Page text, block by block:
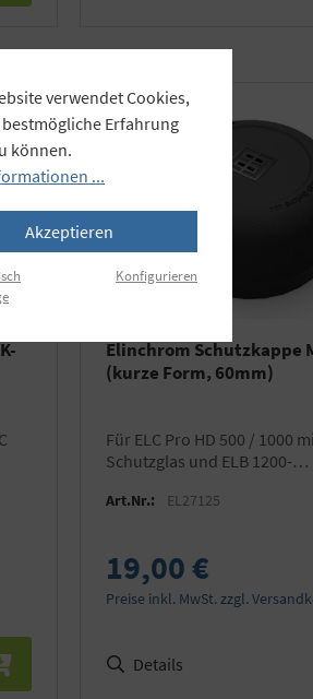
Elinchrom Schutzkappe
(kurze Form, 60mm)
für ELC Pro HD 500 / 1000 mit kurzem
Schutzglas und ELB 1200-
Art.Nr.: EL27125
19,00 €
Preise inkl. MwSt. zzgl.
Details
verwendet Cookies,
Erfahrung
können.
...
Akzeptieren
Konfigurieren